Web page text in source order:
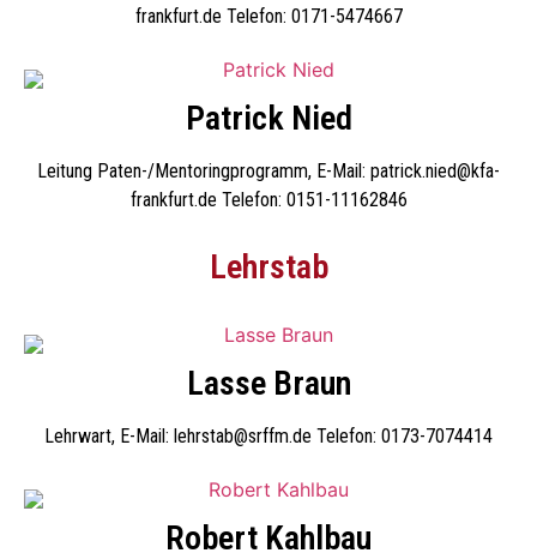
frankfurt.de Telefon: 0171-5474667
Patrick Nied
Leitung Paten-/Mentoringprogramm, E-Mail: patrick.nied@kfa-
frankfurt.de Telefon: 0151-11162846
Lehrstab
Lasse Braun
Lehrwart, E-Mail: lehrstab@srffm.de Telefon: 0173-7074414
Robert Kahlbau